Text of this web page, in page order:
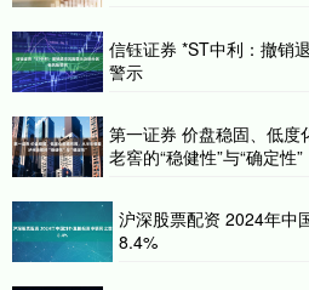
信钰证券 *ST中利：撤销
警示
第一证券 价盘稳固、低度
老窖的“稳健性”与“确定性”
沪深股票配资 2024年中
8.4%